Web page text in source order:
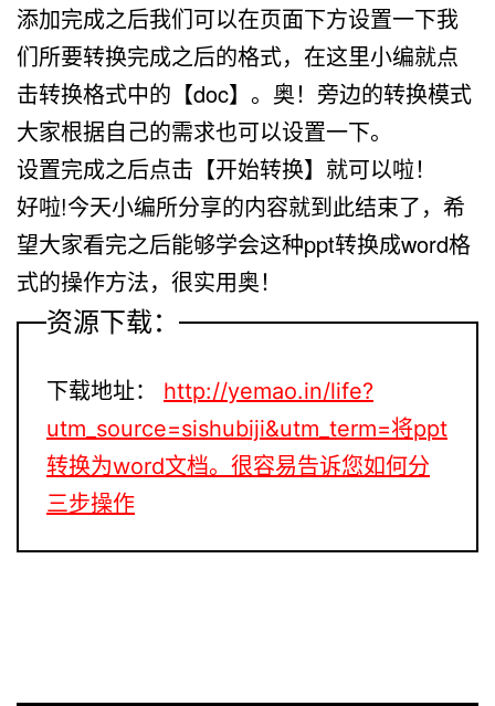
添加完成之后我们可以在页面下方设置一下我
们所要转换完成之后的格式，在这里小编就点
击转换格式中的【doc】。奥！旁边的转换模式
大家根据自己的需求也可以设置一下。
设置完成之后点击【开始转换】就可以啦！
好啦!今天小编所分享的内容就到此结束了，希
望大家看完之后能够学会这种ppt转换成word格
式的操作方法，很实用奥！
资源下载：
下载地址：
http://yemao.in/life?
utm_source=sishubiji&utm_term=将ppt
转换为word文档。很容易告诉您如何分
三步操作